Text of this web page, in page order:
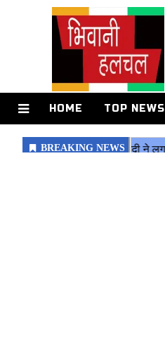
HOME TOP NEWS